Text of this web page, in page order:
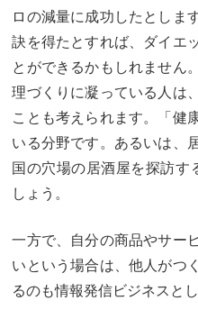
ロの減量に成功したとしま
訣を得たとすれば、ダイエ
とができるかもしれません
理づくりに凝っている人は
ことも考えられます。「健
いる分野です。あるいは、
国の穴場の居酒屋を探訪す
しょう。
一方で、自分の商品やサー
いという場合は、他人がつ
るのも情報発信ビジネスと